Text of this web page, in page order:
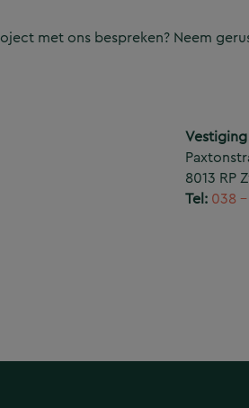
met ons bespreken? Neem
8013 RP
Tel: 038